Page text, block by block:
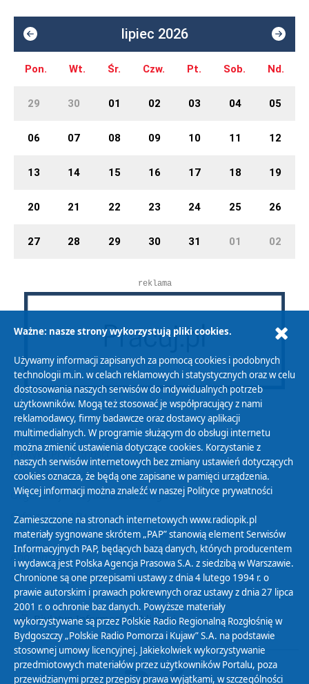
lipiec 2026
Pon. Wt. Śr. Czw. Pt. Sob. Nd.
29 30 01 02 03 04 05
06 07 08 09 10 11 12
13 14 15 16 17 18 19
20 21 22 23 24 25 26
27 28 29 30 31 01 02
reklama
Polityka Prywatności
Zasady korzystania z Serwisu
Organizacje Pożytku Publicznego
Cyfryzacja DAB+
Polityka ochrony danych osobowych
Abonament
Zamówienia publiczne
Biuletyn Informacji Publicznej
Ważne: nasze strony wykorzystują pliki cookies.
Używamy informacji zapisanych za pomocą cookies i podobnych
technologii m.in. w celach reklamowych i statystycznych oraz w celu
dostosowania naszych serwisów do indywidualnych potrzeb
użytkowników. Mogą też stosować je współpracujący z nami
reklamodawcy, firmy badawcze oraz dostawcy aplikacji
multimedialnych. W programie służącym do obsługi internetu
można zmienić ustawienia dotyczące cookies. Korzystanie z
naszych serwisów internetowych bez zmiany ustawień dotyczących
cookies oznacza, że będą one zapisane w pamięci urządzenia.
Więcej informacji można znaleźć w naszej Polityce prywatności
Zamieszczone na stronach internetowych www.radiopik.pl
materiały sygnowane skrótem „PAP” stanowią element Serwisów
Informacyjnych PAP, będących bazą danych, których producentem
i wydawcą jest Polska Agencja Prasowa S.A. z siedzibą w Warszawie.
Chronione są one przepisami ustawy z dnia 4 lutego 1994 r. o
prawie autorskim i prawach pokrewnych oraz ustawy z dnia 27 lipca
2001 r. o ochronie baz danych. Powyższe materiały
wykorzystywane są przez Polskie Radio Regionalną Rozgłośnię w
Bydgoszczy „Polskie Radio Pomorza i Kujaw” S.A. na podstawie
stosownej umowy licencyjnej. Jakiekolwiek wykorzystywanie
przedmiotowych materiałów przez użytkowników Portalu, poza
przewidzianymi przez przepisy prawa wyjątkami, w szczególności